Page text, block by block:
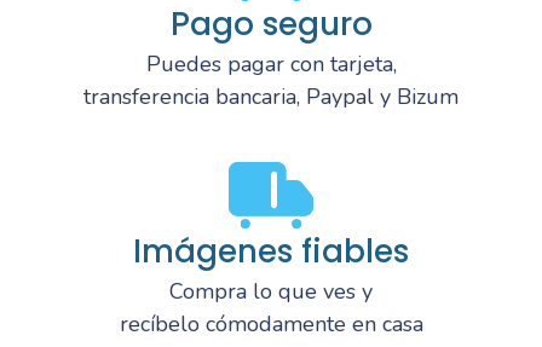
Pago seguro
Puedes pagar con tarjeta,
transferencia bancaria, Paypal y Bizum
Imágenes fiables
Compra lo que ves y
recíbelo cómodamente en casa